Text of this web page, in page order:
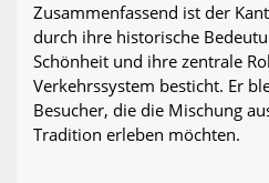
Zusammenfassend ist der
durch ihre historische
Schönheit und ihre zentrale
Verkehrssystem besticht. Er
Besucher, die die Mischung
Tradition erleben möchten.